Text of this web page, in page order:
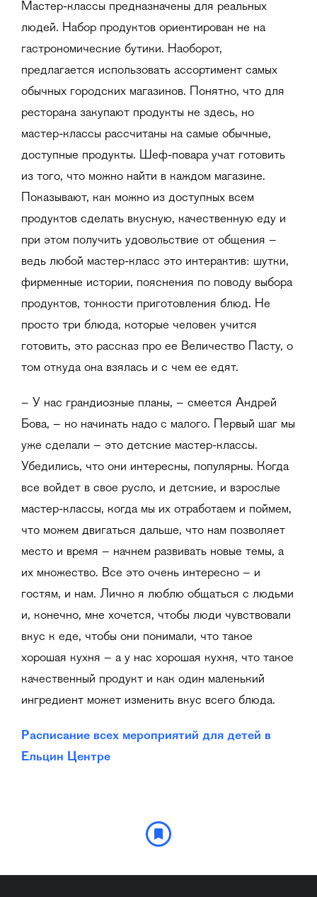
Мастер-классы предназначены для реальных
людей. Набор продуктов ориентирован не на
гастрономические бутики. Наоборот,
предлагается использовать ассортимент самых
обычных городских магазинов. Понятно, что для
ресторана закупают продукты не здесь, но
мастер-классы рассчитаны на самые обычные,
доступные продукты. Шеф-повара учат готовить
из того, что можно найти в каждом магазине.
Показывают, как можно из доступных всем
продуктов сделать вкусную, качественную еду и
при этом получить удовольствие от общения –
ведь любой мастер-класс это интерактив: шутки,
фирменные истории, пояснения по поводу выбора
продуктов, тонкости приготовления блюд. Не
просто три блюда, которые человек учится
готовить, это рассказ про ее Величество Пасту, о
том откуда она взялась и с чем ее едят.
– У нас грандиозные планы, – смеется Андрей
Бова, – но начинать надо с малого. Первый шаг мы
уже сделали – это детские мастер-классы.
Убедились, что они интересны, популярны. Когда
все войдет в свое русло, и детские, и взрослые
мастер-классы, когда мы их отработаем и поймем,
что можем двигаться дальше, что нам позволяет
место и время – начнем развивать новые темы, а
их множество. Все это очень интересно – и
гостям, и нам. Лично я люблю общаться с людьми
и, конечно, мне хочется, чтобы люди чувствовали
вкус к еде, чтобы они понимали, что такое
хорошая кухня – а у нас хорошая кухня, что такое
качественный продукт и как один маленький
ингредиент может изменить вкус всего блюда.
Расписание всех мероприятий для детей в
Ельцин Центре